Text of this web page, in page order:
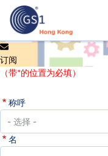
主
要
内
Header
Top
Menu
订阅
（带*的位置为必填）
称呼
名